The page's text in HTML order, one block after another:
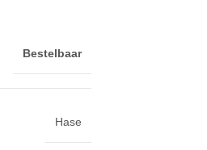
Bestelbaar
Hase